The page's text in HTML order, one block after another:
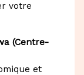
votre
(Centre-
et